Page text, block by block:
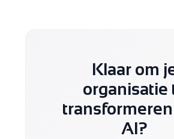
Klaar om
organisatie
AI?